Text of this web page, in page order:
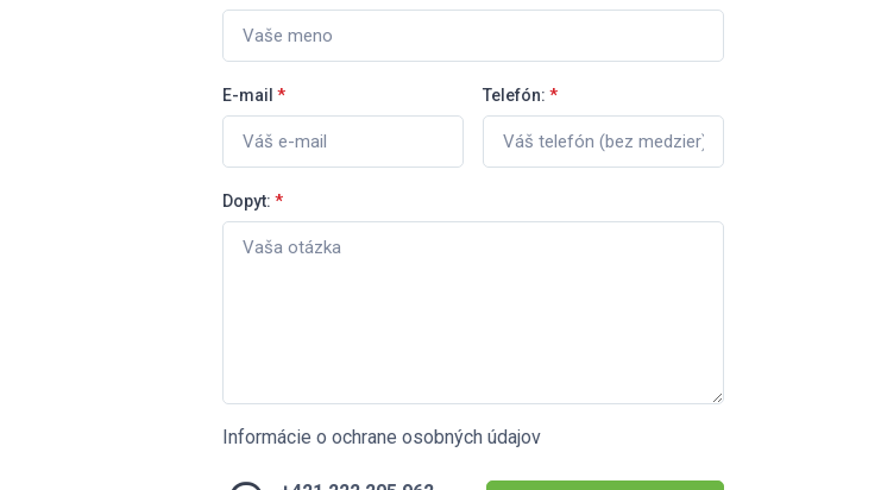
E-mail * Telefón: *
Dopyt: *
Informácie o ochrane osobných údajov